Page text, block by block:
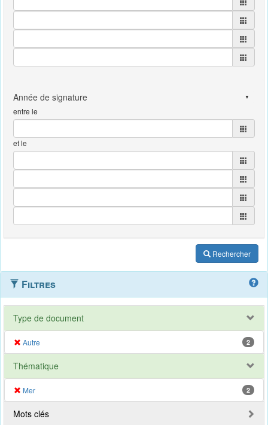
entre le
et le
Rechercher
Filtres
Type de document
Autre 2
Thématique
Mer 2
Mots clés